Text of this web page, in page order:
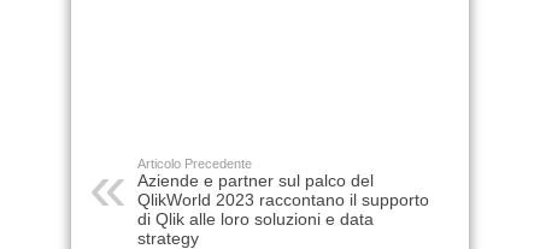
Articolo Precedente
Aziende e partner sul palco del
QlikWorld 2023 raccontano il supporto
di Qlik alle loro soluzioni e data
strategy